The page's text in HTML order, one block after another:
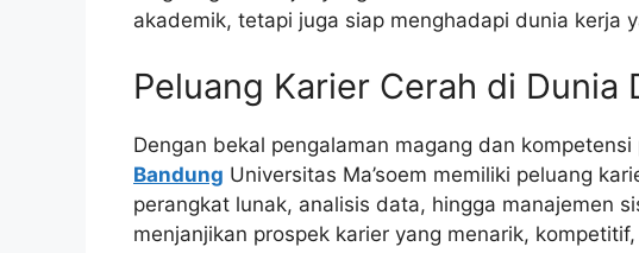
akademik, tetapi juga siap menghadapi dunia kerja
Peluang Karier Cerah di Dunia
Dengan bekal pengalaman magang dan kompetensi
Bandung Universitas Ma’soem memiliki peluang
perangkat lunak, analisis data, hingga manajemen
menjanjikan prospek karier yang menarik,